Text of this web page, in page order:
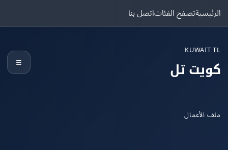
تصفح الفئاتاتصل بنا
تل